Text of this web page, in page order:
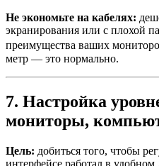
Не экономьте на кабелях:
экранирования или с плохой
преимущества ваших
метр — это нормально.
7. Настройка
мониторы,
Цель: добиться того, чтобы